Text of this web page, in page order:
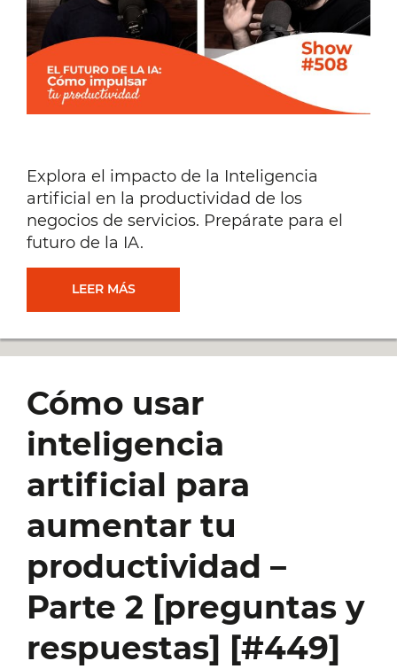
Explora el impacto de la Inteligencia
artificial en la productividad de los
negocios de servicios. Prepárate para el
futuro de la IA.
LEER MÁSEL
LA
TU
PRODUCTIVIDAD
Cómo usar
inteligencia
artificial para
aumentar tu
productividad –
Parte 2 [preguntas y
respuestas] [#449]